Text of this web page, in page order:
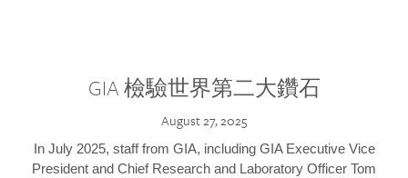
GIA 檢驗世界第二大鑽石
August 27, 2025
In July 2025, staff from GIA, including GIA Executive Vice
President and Chief Research and Laboratory Officer Tom